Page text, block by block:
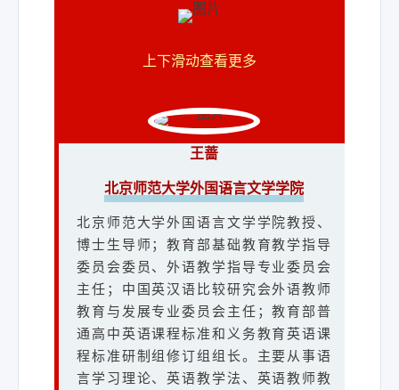
上下滑动查看更多
王蔷
北京师范大学外国语言文学学院
北京师范大学外国语言文学学院教授、
博士生导师；教育部基础教育教学指导
委员会委员、外语教学指导专业委员会
主任；中国英汉语比较研究会外语教师
教育与发展专业委员会主任；教育部普
通高中英语课程标准和义务教育英语课
程标准研制组修订组组长。主要从事语
言学习理论、英语教学法、英语教师教